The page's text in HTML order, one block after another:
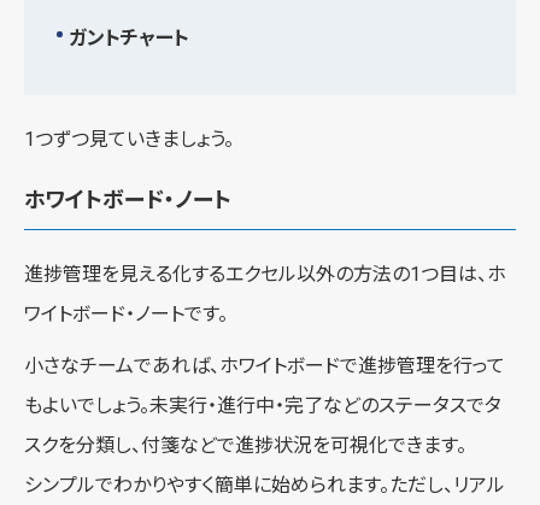
ガントチャート
1つずつ見ていきましょう。
ホワイトボード・ノート
進捗管理を見える化するエクセル以外の方法の1つ目は、ホ
ワイトボード・ノートです。
小さなチームであれば、ホワイトボードで進捗管理を行って
もよいでしょう。未実行・進行中・完了などのステータスでタ
スクを分類し、付箋などで進捗状況を可視化できます。
シンプルでわかりやすく簡単に始められます。ただし、リアル